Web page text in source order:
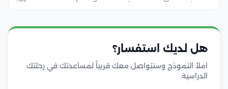
هل لديك استفسار؟
املأ النموذج وسنتواصل معك قريباً لمساعدتك في رحلتك
الدراسية.